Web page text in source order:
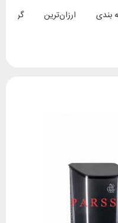
ارزان‌ترین گران‌ترین